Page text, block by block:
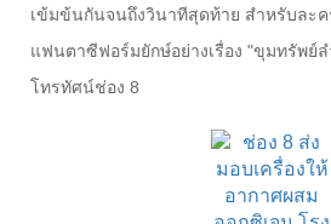
เข้มข้นกันจนถึงวินาทีสุดท้าย สำหรับละ
แฟนตาซีฟอร์มยักษ์อย่างเรื่อง "ขุมทรัพย์
โทรทัศน์ช่อง 8